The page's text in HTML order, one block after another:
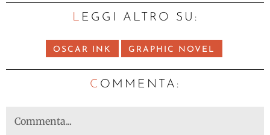
LEGGI ALTRO SU:
OSCAR INK GRAPHIC NOVEL
C OMMENTA: